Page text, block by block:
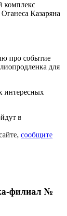
комплекс
Казаряна
про событие
для
интересных
в
сообщите
филиал №